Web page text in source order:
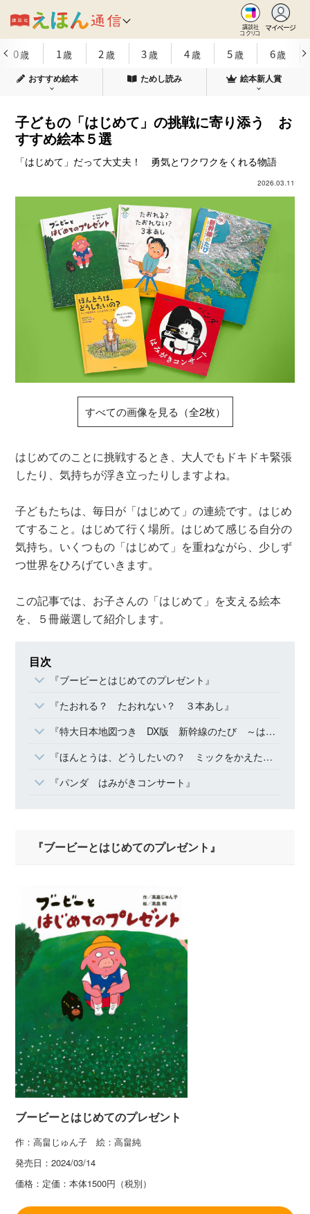
講談社
コクリコ
マイページ
0歳 1歳 2 歳 3歳 4歳 5歳 6歳
おすすめ絵本 ためし読み 絵本新人賞
子どもの「はじめて」の挑戦に寄り添う お
すすめ絵本５選
「はじめて」だって大丈夫！ 勇気とワクワクをくれる物語
2026.03.11
すべての画像を見る（全2枚）
はじめてのことに挑戦するとき、大人でもドキドキ緊張
したり、気持ちが浮き立ったりしますよね。
子どもたちは、毎日が「はじめて」の連続です。はじめ
てすること。はじめて行く場所。はじめて感じる自分の
気持ち。いくつもの「はじめて」を重ねながら、少しず
つ世界をひろげていきます。
この記事では、お子さんの「はじめて」を支える絵本
を、５冊厳選して紹介します。
目次
『ブービーとはじめてのプレゼント』
『たおれる？ たおれない？ ３本あし』
『特大日本地図つき DX版 新幹線のたび ～はやぶさ・のぞみ・さくらで日本縦断～』
『ほんとうは、どうしたいの？ ミックをかえた たいようのことば』
『パンダ はみがきコンサート』
『ブービーとはじめてのプレゼント』
ブービーとはじめてのプレゼント
作：高畠じゅん子 絵：高畠純
発売日：2024/03/14
価格： 定価：本体1500円（税別）